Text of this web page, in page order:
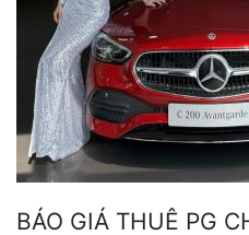
BÁO GIÁ THUÊ PG